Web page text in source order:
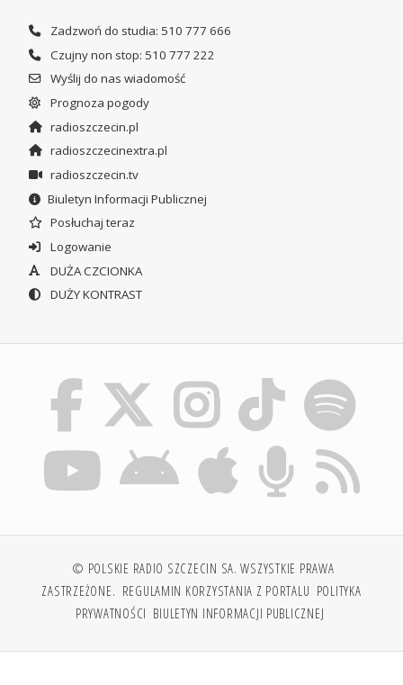
Zadzwoń do studia: 510 777 666
Czujny non stop: 510 777 222
Wyślij do nas wiadomość
Prognoza pogody
radioszczecin.pl
radioszczecinextra.pl
radioszczecin.tv
Biuletyn Informacji Publicznej
Posłuchaj teraz
Logowanie
DUŻA CZCIONKA
DUŻY KONTRAST
© POLSKIE RADIO SZCZECIN SA. WSZYSTKIE PRAWA
ZASTRZEŻONE. REGULAMIN KORZYSTANIA Z PORTALU POLITYKA
PRYWATNOŚCI BIULETYN INFORMACJI PUBLICZNEJ